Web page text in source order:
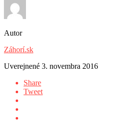
Autor
Záhorí.sk
Uverejnené 3. novembra 2016
Share
Tweet